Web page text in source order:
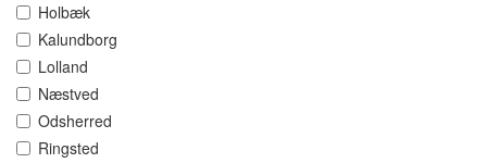
Holbæk
Kalundborg
Lolland
Næstved
Odsherred
Ringsted